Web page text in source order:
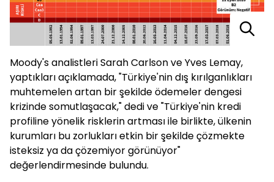
Moody's analistleri Sarah Carlson ve Yves Lemay,
yaptıkları açıklamada, "Türkiye'nin dış kırılganlıkları
muhtemelen artan bir şekilde ödemeler dengesi
krizinde somutlaşacak," dedi ve "Türkiye'nin kredi
profiline yönelik risklerin artması ile birlikte, ülkenin
kurumları bu zorlukları etkin bir şekilde çözmekte
isteksiz ya da çözemiyor görünüyor"
değerlendirmesinde bulundu.